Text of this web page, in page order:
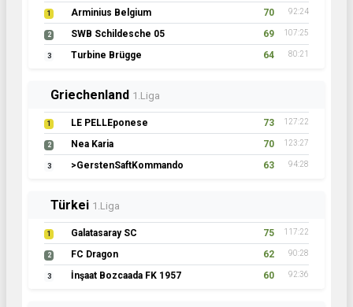
1 Arminius Belgium 70 92:24
2 SWB Schildesche 05 69 107:25
3 Turbine Brügge 64 80:21
Griechenland 1.Liga
1 LE PELLEponese 73 127:22
2 Nea Karia 70 123:27
3 >GerstenSaftKommando 63 94:28
Türkei 1.Liga
1 Galatasaray SC 75 117:22
2 FC Dragon 62 90:28
3 İnşaat Bozcaada FK 1957 60 92:36